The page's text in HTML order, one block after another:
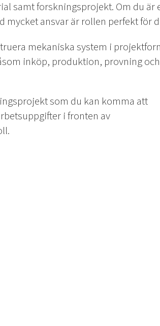
samt forskningsprojekt. Om du är
ansvar är rollen perfekt för
mekaniska system i
inköp, produktion, provning och
som du kan komma att
i fronten av